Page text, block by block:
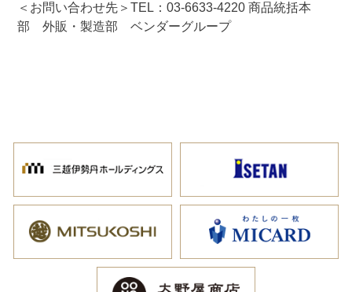
＜お問い合わせ先＞TEL：03-6633-4220 商品統括本
部 外販・製造部 ベンダーグループ